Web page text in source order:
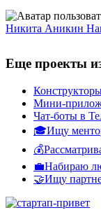
Никита Аникин
Еще проекты
Мини-
Чат-боты в
🎓Ищу
💼Набираю
🤝Ищу